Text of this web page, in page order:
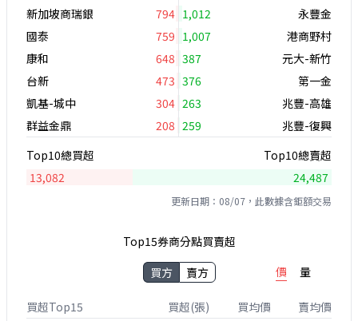
新加坡商瑞銀
794 1,012
永豐金
國泰
759 1,007
港商野村
康和
648 387
元大-新竹
台新
473 376
第一金
凱基-城中
304 263
兆豐-高雄
群益金鼎
208 259
兆豐-復興
Top10總買超
Top10總賣超
13,082
24,487
更新日期：08/07，此數據含鉅額交易
Top15券商分點買賣超
買方
賣方 價 量
買超Top15 買超(張) 買均價
賣均價